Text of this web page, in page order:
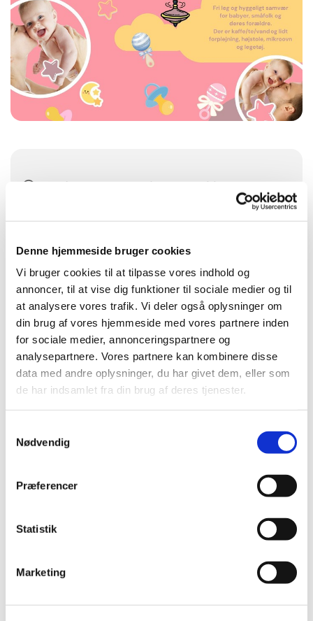
Denne hjemmeside bruger cookies
Vi bruger cookies til at tilpasse vores indhold og
annoncer, til at vise dig funktioner til sociale medier og til
at analysere vores trafik. Vi deler også oplysninger om
din brug af vores hjemmeside med vores partnere inden
for sociale medier, annonceringspartnere og
analysepartnere. Vores partnere kan kombinere disse
data med andre oplysninger, du har givet dem, eller som
de har indsamlet fra din brug af deres tjenester.
Nødvendig
Præferencer
Statistik
Marketing
Torsdag 17. september 2026, kl. 10:00 -
Sognegården i Vindinge, Tingvej 12, 4000
Roskilde
Gratis
Fri leg og hyggeligt samvær for babyer, småfolk og deres
forældre. Der er kaffe/te/vand og lidt forplejning,
højstole, mikroovn og legetøj.